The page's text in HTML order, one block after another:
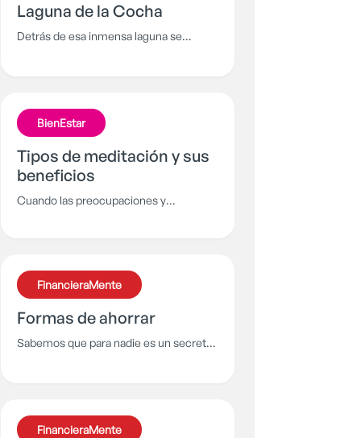
Laguna de la Cocha
Detrás de esa inmensa laguna se
contar al mundo la leyenda detrás de lo
que conocemos como la laguna de la
BienEstar
Tipos de meditación y sus
beneficios
Cuando las preocupaciones y
adapta mejor a ti.
FinancieraMente
Formas de ahorrar
Sabemos que para nadie es un secreto
más fácil para ti? Aprende cómo ahorrar
sin tantas complicaciones.
FinancieraMente